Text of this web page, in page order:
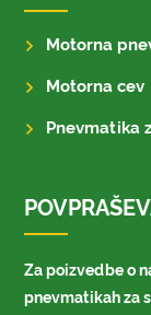
Motorna
Motorna cev
Pnevmatika
Za poizvedbe o
pnevmatikah za